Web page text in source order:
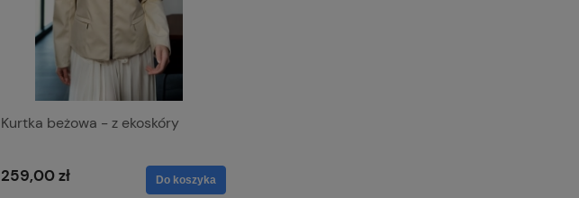
Kurtka beżowa - z ekoskóry
259,00 zł Do koszyka